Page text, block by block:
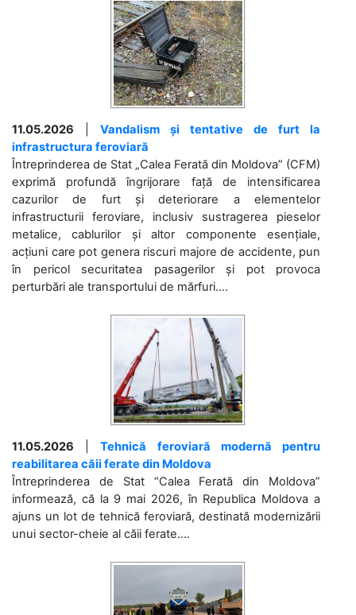
11.05.2026
Vandalism și tentative de furt la
infrastructura feroviară
Întreprinderea de Stat „Calea Ferată din Moldova” (CFM)
exprimă profundă îngrijorare față de intensificarea
cazurilor de furt și deteriorare a elementelor
infrastructurii feroviare, inclusiv sustragerea pieselor
metalice, cablurilor și altor componente esențiale,
acțiuni care pot genera riscuri majore de accidente, pun
în pericol securitatea pasagerilor și pot provoca
perturbări ale transportului de mărfuri....
11.05.2026 |Tehnică feroviară modernă pentru
reabilitarea căii ferate din Moldova
Întreprinderea de Stat “Calea Ferată din Moldova”
informează, că la 9 mai 2026, în Republica Moldova a
ajuns un lot de tehnică feroviară, destinată modernizării
unui sector-cheie al căii ferate....